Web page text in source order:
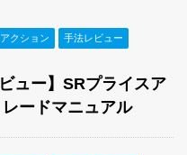
クション 手法レビュー
ュー】SRプライスア
ードマニュアル